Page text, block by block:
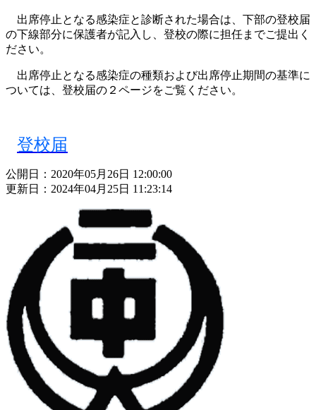
出席停止となる感染症と診断された場合は、下部の登校届
の下線部分に保護者が記入し、登校の際に担任までご提出く
ださい。
出席停止となる感染症の種類および出席停止期間の基準に
ついては、登校届の２ページをご覧ください。
登校届
公開日：2020年05月26日 12:00:00
更新日：2024年04月25日 11:23:14